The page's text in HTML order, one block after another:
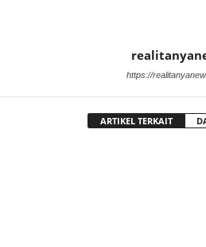
https://
ARTIKEL TERKAIT